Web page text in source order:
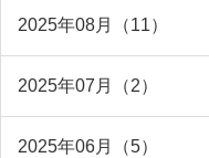
2025年08月（11）
2025年07月（2）
2025年06月（5）